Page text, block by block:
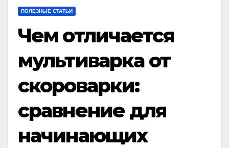
ПОЛЕЗНЫЕ СТАТЬИ
Чем отличается
мультиварка от
скороварки:
сравнение для
начинающих